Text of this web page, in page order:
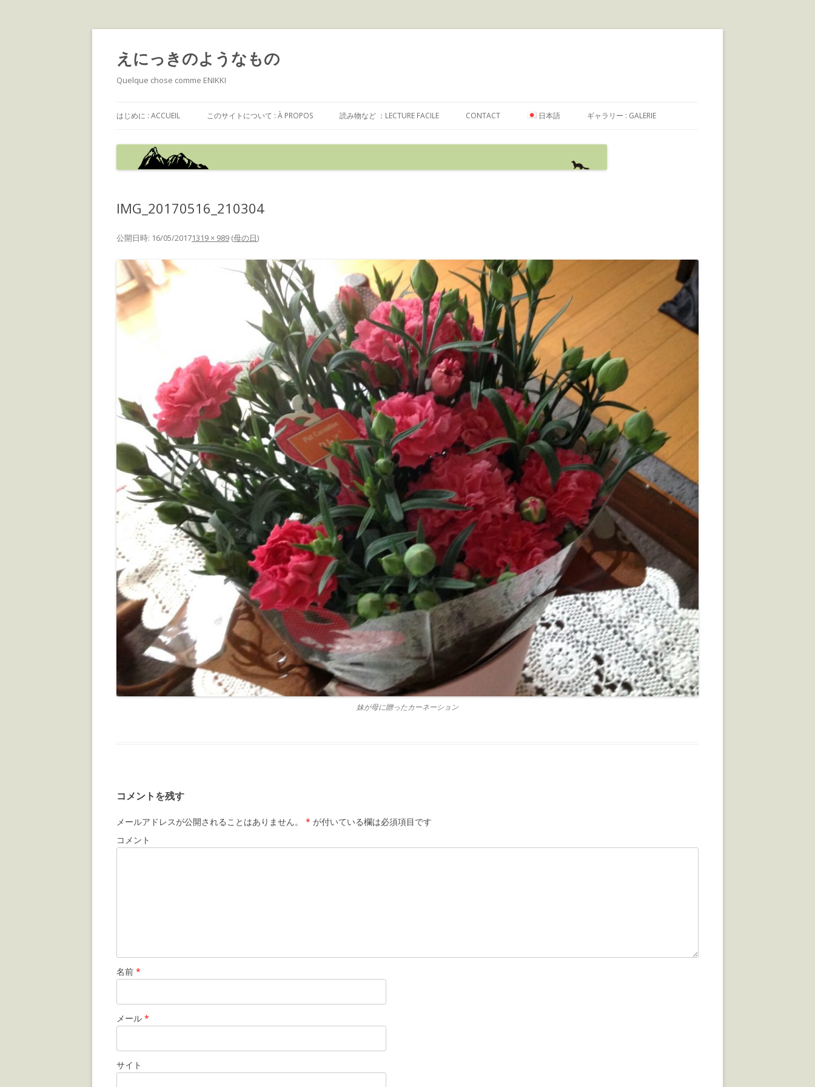
えにっきのようなもの
Quelque chose comme ENIKKI
ン
へ
ッ
はじめに : ACCUEIL このサイトについて : À PROPOS 読み物など ：LECTURE FACILE CONTACT 日本語
FRANÇAIS
ギャラリー : GALERIE
IMG_20170516_210304
公開日時: 16/05/20171319 × 989 (母の日)
妹が母に贈ったカーネーション
コメントを残す
メールアドレスが公開されることはありません。 * が付いている欄は必須項目です
コメント
名前 *
メール *
サイト